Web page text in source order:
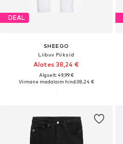
DEAL
SHEEGO
Liibuv Püksid
Alates 38,24 €
Algselt: 49,99 €
Viimane madalaim hind:38,24 €